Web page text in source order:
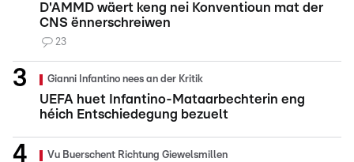
D'AMMD wäert keng nei Konventioun mat der
CNS ënnerschreiwen
23
Gianni Infantino nees an der Kritik
UEFA huet Infantino-Mataarbechterin eng
héich Entschiedegung bezuelt
Vu Buerschent Richtung Giewelsmillen